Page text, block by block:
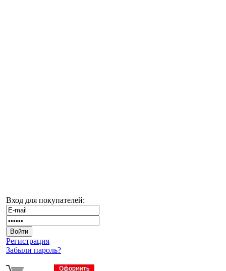
Вход для покупателей:
Регистрация
Забыли пароль?